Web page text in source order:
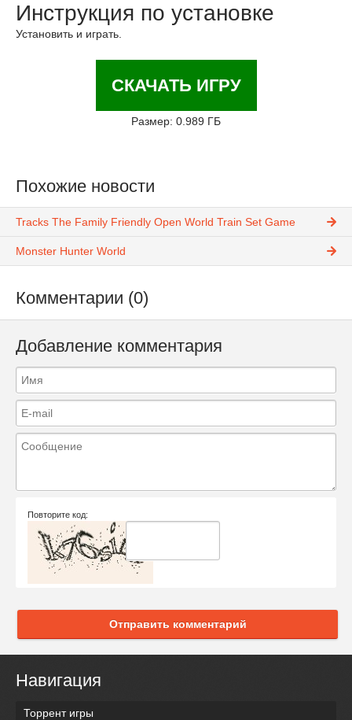
Инструкция по установке
Установить и играть.
СКАЧАТЬ ИГРУ
Размер: 0.989 ГБ
Похожие новости
Tracks The Family Friendly Open World Train Set Game
Monster Hunter World
Комментарии (0)
Добавление комментария
Повторите код:
Отправить комментарий
Навигация
Торрент игры